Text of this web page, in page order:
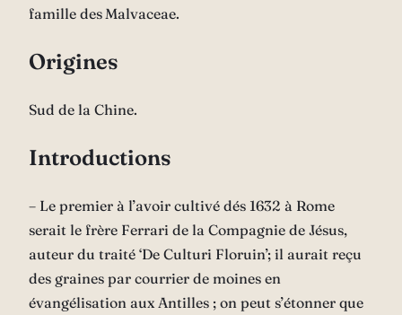
famille desMalvaceae.
Origines
Sud de la Chine.
Introductions
– Le premier à l’avoir cultivé dés 1632 à Rome
serait le frère Ferrari de la Compagnie de Jésus,
auteur du traité ‘De Culturi Floruin’; il aurait reçu
des graines par courrier de moines en
évangélisation aux Antilles ; on peut s’étonner que